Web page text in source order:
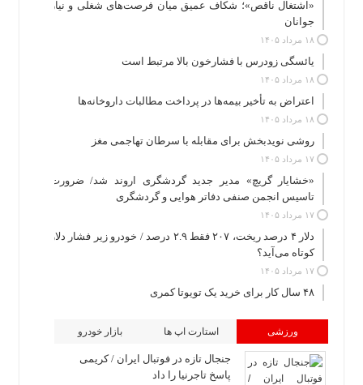
«اشتغال ناقص»؛ شکاف عمیق میان فرصت‌های شغلی و نیاز
جوانان
۱۸ مرداد ۱۴۰۵
یائسگی زودرس با فشارخون بالا مرتبط است
۱۸ مرداد ۱۴۰۵
اعتراض به تأخیر بیمه‌ها در پرداخت مطالبات داروخانه‌ها
۱۸ مرداد ۱۴۰۵
روشی نویدبخش برای مقابله با سرطان تهاجمی مغز
۱۷ مرداد ۱۴۰۵
«خشایار گریچ» مدیر جدید گردشگری اروند شد/ ضرورت
تاسیس انجمن صنفی دفاتر هوایی و گردشگری
۱۷ مرداد ۱۴۰۵
دلار ۴ درصد ریخت، ۲۰۷ فقط ۲.۹ درصد / خودرو زیر فشار دلار
کوتاه می‌آید؟
۱۷ مرداد ۱۴۰۵
۴۸ سال کار برای خرید یک تویوتا کمری
ورزشی استارت اپ ها بازار خودرو
جنجال تازه در فوتبال ایران / کریمی
پاسخ تاجرنیا را داد